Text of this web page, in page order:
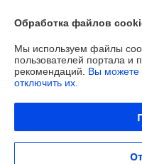
График работы
Политика обработки
Обработка файлов
Мы используем файлы
пользователей портала и
рекомендаций. Вы можете
отключить их.